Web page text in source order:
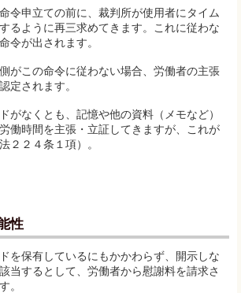
令申立ての前に、裁判所が使用者にタイム
るように再三求めてきます。これに従わな
令が出されます。
がこの命令に従わない場合、労働者の主張
定されます。
がなくとも、記憶や他の資料（メモなど）
働時間を主張・立証してきますが、これが
２２４条１項）。
性
を保有しているにもかかわらず、開示しな
当するとして、労働者から慰謝料を請求さ
。